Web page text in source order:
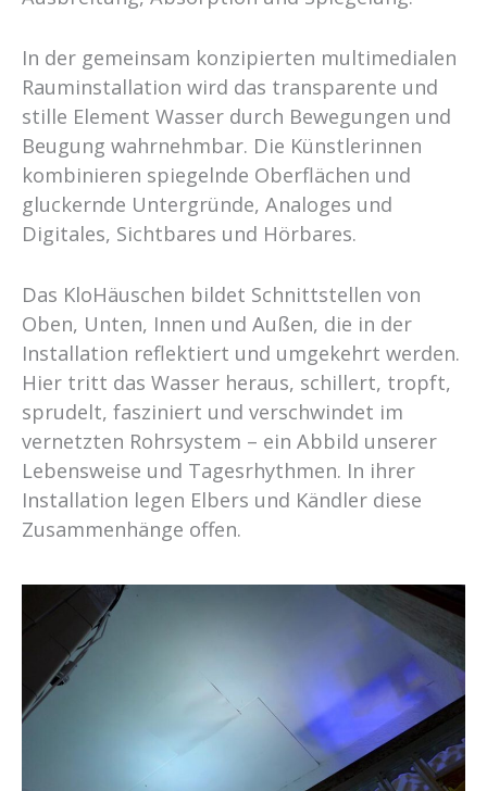
In der gemeinsam konzipierten multimedialen
Rauminstallation wird das transparente und
stille Element Wasser durch Bewegungen und
Beugung wahrnehmbar. Die Künstlerinnen
kombinieren spiegelnde Oberflächen und
gluckernde Untergründe, Analoges und
Digitales, Sichtbares und Hörbares.
Das KloHäuschen bildet Schnittstellen von
Oben, Unten, Innen und Außen, die in der
Installation reflektiert und umgekehrt werden.
Hier tritt das Wasser heraus, schillert, tropft,
sprudelt, fasziniert und verschwindet im
vernetzten Rohrsystem – ein Abbild unserer
Lebensweise und Tagesrhythmen. In ihrer
Installation legen Elbers und Kändler diese
Zusammenhänge offen.